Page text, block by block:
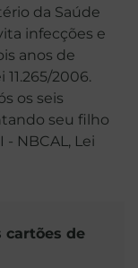
da Saúde
infecções e
anos de
11.265/2006.
os seis
seu filho
- NBCAL, Lei
cartões de